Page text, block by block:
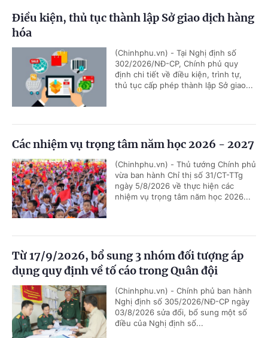
Điều kiện, thủ tục thành lập Sở giao dịch hàng
hóa
(Chinhphu.vn) - Tại Nghị định số
302/2026/NĐ-CP, Chính phủ quy
định chi tiết về điều kiện, trình tự,
thủ tục cấp phép thành lập Sở giao...
Các nhiệm vụ trọng tâm năm học 2026 - 2027
(Chinhphu.vn) - Thủ tướng Chính phủ
vừa ban hành Chỉ thị số 31/CT-TTg
ngày 5/8/2026 về thực hiện các
nhiệm vụ trọng tâm năm học 2026...
Từ 17/9/2026, bổ sung 3 nhóm đối tượng áp
dụng quy định về tố cáo trong Quân đội
(Chinhphu.vn) - Chính phủ ban hành
Nghị định số 305/2026/NĐ-CP ngày
03/8/2026 sửa đổi, bổ sung một số
điều của Nghị định số...